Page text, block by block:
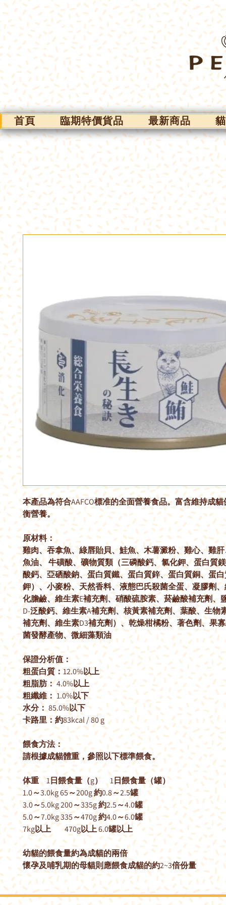
首頁 臨期特價貨品 最新商品
本產品為符合AAFCO標准的全面營養食品。富含維持成
衡營養。
原材料：
雞肉、吞拿魚、綠唇貽貝、鮭魚、木薯澱粉、雞心、雞
魚油、 牛磺酸、礦物質類（三磷酸鈣、氯化鉀、蛋白質
酸鈣、亞硒酸鈉、蛋白質鐵、蛋白質鋅、蛋白質銅、蛋
鉀）、小麥粉、天然香料、液態巴氏殺菌全蛋、凝膠劑
化膽鹼、維生素E補充劑、硝酸硫胺素、菸鹼酸補充劑、
D-泛酸鈣、維生素A補充劑、核黃素補充劑、葉酸、生物
補充劑、維生素D3補充劑）、乾燥柑橘粉、著色劑、果
菌發酵產物、微細藻類油
保證分析值：
粗蛋白質：12.0%以上
粗脂肪： 4.0%以上
粗纖維： 1.0%以下
水分： 85.0%以下
卡路里：約83kcal / 80 g
餵食方法：
請根據成貓體重，參照以下標準餵食。
体重 1日餵食量（g） 1日餵食量（罐）
1.0～3.0kg 65～200g 約0.8～2.5罐
3.0～5.0kg 200～335g 約2.5～4.0罐
5.0～7.0kg 335～470g 約4.0～6.0罐
7kg以上 470g以上 6.0罐以上
幼貓的餵食量約為成貓的兩倍
懷孕及哺乳期的母貓則應餵食成貓的約2~3倍份量